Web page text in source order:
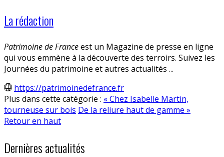
La rédaction
Patrimoine de Franceest un Magazine de presse en ligne
qui vous emmène à la découverte des terroirs. Suivez les
Journées du patrimoine et autres actualités ...
https://patrimoinedefrance.fr
Plus dans cette catégorie : « Chez Isabelle Martin,
tourneuse sur bois De la reliure haut de gamme »
Retour en haut
Dernières actualités